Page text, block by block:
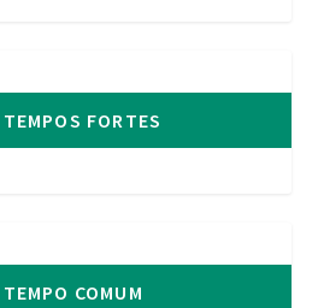
FORTES
COMUM